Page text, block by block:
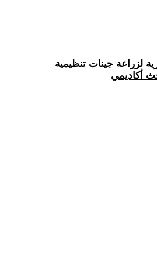
لزراعة جينات تنظيمية
أكاديمي